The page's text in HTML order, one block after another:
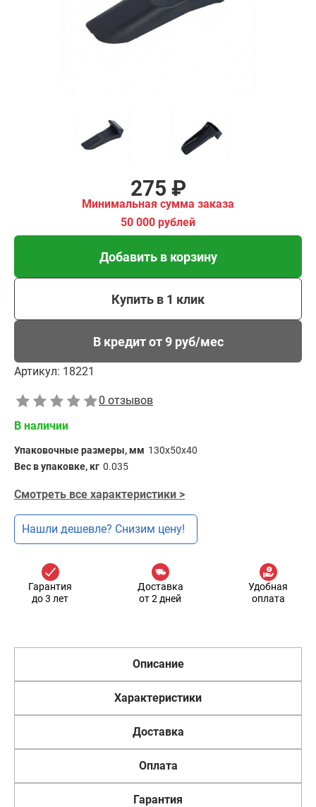
275 ₽
Минимальная сумма заказа
50 000 рублей
Добавить в корзину
Купить в 1 клик
В кредит от 9 руб/мес
Артикул: 18221
0 отзывов
В наличии
Упаковочные размеры, мм 130х50x40
Вес в упаковке, кг 0.035
Смотреть все характеристики >
Нашли дешевле? Снизим цену!
Гарантия
до 3 лет
Доставка
от 2 дней
Удобная
оплата
Описание
Характеристики
Доставка
Оплата
Гарантия
Добавить в корзину
В кредит от 9 руб/мес